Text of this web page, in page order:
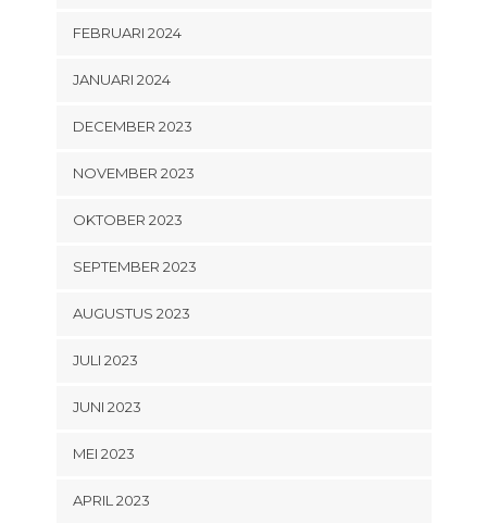
FEBRUARI 2024
JANUARI 2024
DECEMBER 2023
NOVEMBER 2023
OKTOBER 2023
SEPTEMBER 2023
AUGUSTUS 2023
JULI 2023
JUNI 2023
MEI 2023
APRIL 2023